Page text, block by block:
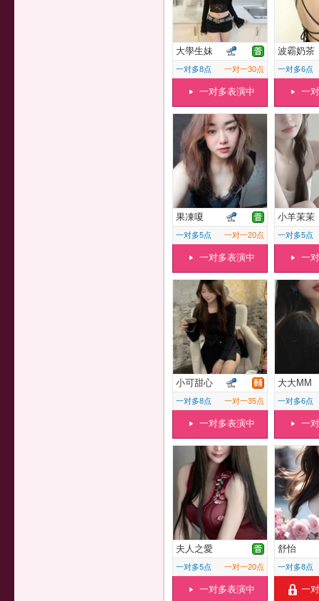
大學生妹
一对多8点 一对一30点
一对多表演中
波霸奶茶
一对多6点
一
果凍嗄
一对多5点 一对一20点
一对多表演中
小羊茉茉
一对多5点
一
小可甜心
一对多8点 一对一35点
一对多表演中
大大MM
一对多6点
一
夫人之愛
一对多5点 一对一20点
一对多表演中
舒怡
一对多8点
一